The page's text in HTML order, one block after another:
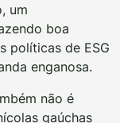
um
boa
políticas de ESG
enganosa.
não é
gaúchas